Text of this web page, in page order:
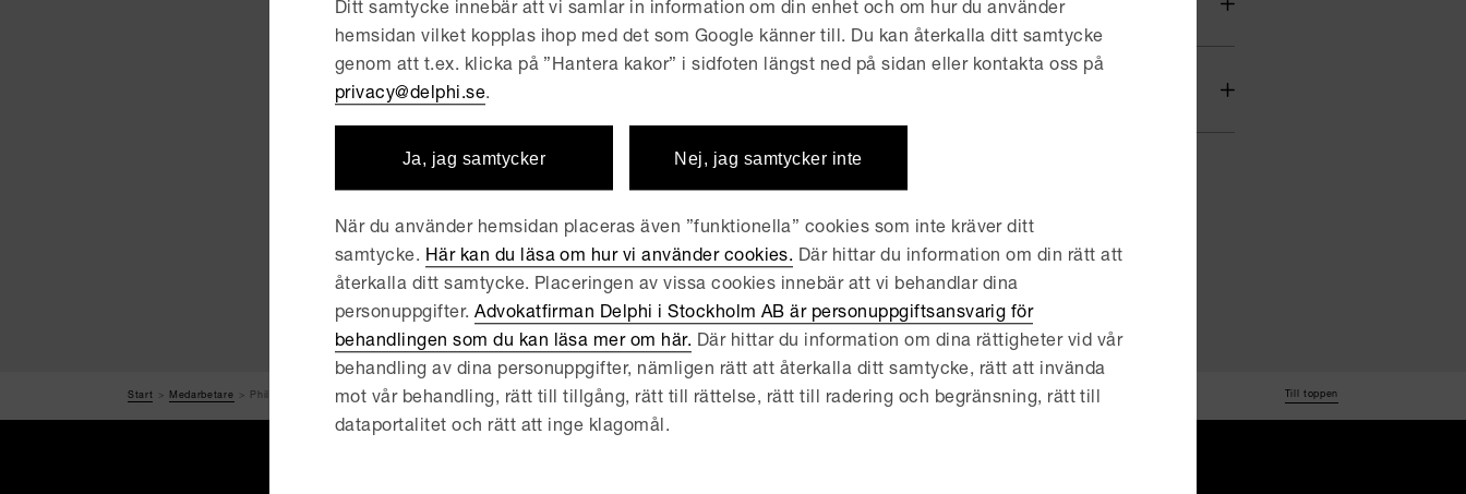
Senior Associate / Advokat, Advokatfirman Delphi, 2024-
Associate, Advokatfirman Delphi, 2018-2024
Medlemskap
Start Medarbetare Philip Alsterskär Till toppen
Ditt samtycke innebär att vi samlar in information om din enhet och om hur du använder
hemsidan vilket kopplas ihop med det som Google känner till. Du kan återkalla ditt samtycke
genom att t.ex. klicka på ”Hantera kakor” i sidfoten längst ned på sidan eller kontakta oss på
privacy@delphi.se.
Ja, jag samtycker Nej, jag samtycker inte
När du använder hemsidan placeras även ”funktionella” cookies som inte kräver ditt
samtycke. Här kan du läsa om hur vi använder cookies. Där hittar du information om din rätt att
återkalla ditt samtycke. Placeringen av vissa cookies innebär att vi behandlar dina
personuppgifter.Advokatfirman Delphi i Stockholm AB är personuppgiftsansvarig för
behandlingen som du kan läsa mer om här. Där hittar du information om dina rättigheter vid vår
behandling av dina personuppgifter, nämligen rätt att återkalla ditt samtycke, rätt att invända
mot vår behandling, rätt till tillgång, rätt till rättelse, rätt till radering och begränsning, rätt till
dataportalitet och rätt att inge klagomål.